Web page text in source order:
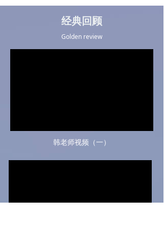
经典回顾
Golden review
韩老师视频（一）